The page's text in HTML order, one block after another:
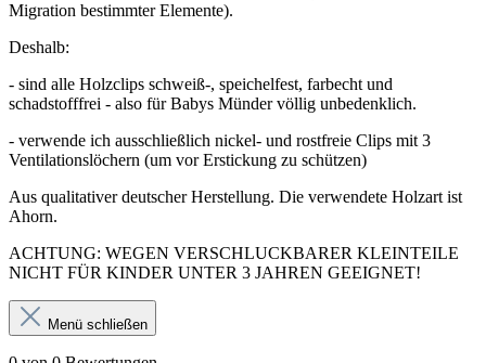
Migration bestimmter Elemente).
Deshalb:
- sind alle Holzclips schweiß-, speichelfest, farbecht und
schadstofffrei - also für Babys Münder völlig unbedenklich.
- verwende ich ausschließlich nickel- und rostfreie Clips mit 3
Ventilationslöchern (um vor Erstickung zu schützen)
Aus qualitativer deutscher Herstellung. Die verwendete Holzart ist
Ahorn.
ACHTUNG: WEGEN VERSCHLUCKBARER KLEINTEILE
NICHT FÜR KINDER UNTER 3 JAHREN GEEIGNET!
Menü schließen